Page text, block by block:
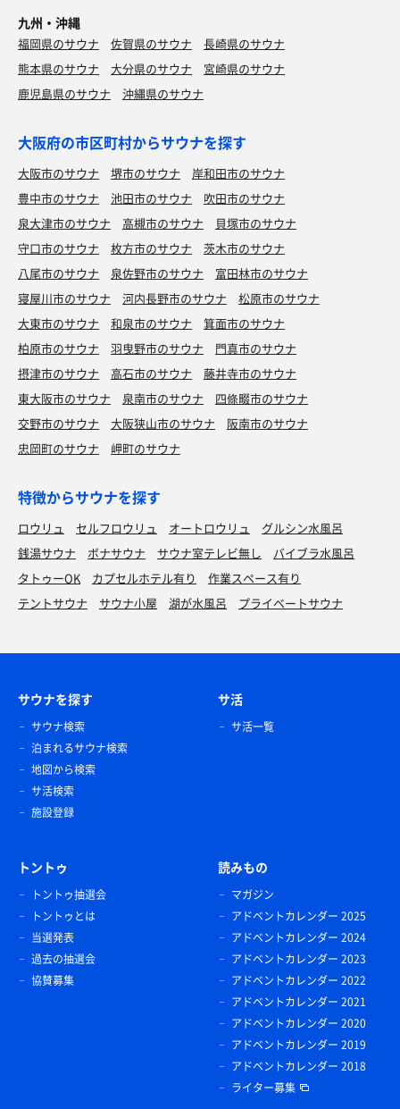
九州・沖縄
福岡県のサウナ 佐賀県のサウナ
長崎県のサウナ
熊本県のサウナ
大分県のサウナ
宮崎県のサウナ
鹿児島県のサウナ
沖縄県のサウナ
大阪府の市区町村からサウナを探す
大阪市のサウナ 堺市のサウナ
岸和田市のサウナ
豊中市のサウナ
池田市のサウナ
吹田市のサウナ
泉大津市のサウナ
高槻市のサウナ
貝塚市のサウナ
守口市のサウナ
枚方市のサウナ
茨木市のサウナ
八尾市のサウナ
泉佐野市のサウナ
富田林市のサウナ
寝屋川市のサウナ
河内長野市のサウナ
松原市のサウナ
大東市のサウナ
和泉市のサウナ
箕面市のサウナ
柏原市のサウナ
羽曳野市のサウナ
門真市のサウナ
摂津市のサウナ
高石市のサウナ
藤井寺市のサウナ
東大阪市のサウナ
泉南市のサウナ
四條畷市のサウナ
交野市のサウナ
大阪狭山市のサウナ
阪南市のサウナ
忠岡町のサウナ
岬町のサウナ
特徴からサウナを探す
ロウリュ セルフロウリュ オートロウリュ
グルシン水風呂
銭湯サウナ
ボナサウナ サウナ室テレビ無し
バイブラ水風呂
タトゥーOK
カプセルホテル有り
作業スペース有り
テントサウナ
サウナ小屋 湖が水風呂 プライベートサウナ
サウナを探す
サウナ検索
泊まれるサウナ検索
地図から検索
サ活検索
施設登録
サ活
サ活一覧
トントゥ
トントゥ抽選会
トントゥとは
当選発表
過去の抽選会
協賛募集
読みもの
マガジン
アドベントカレンダー 2025
アドベントカレンダー 2024
アドベントカレンダー 2023
アドベントカレンダー 2022
アドベントカレンダー 2021
アドベントカレンダー 2020
アドベントカレンダー 2019
アドベントカレンダー 2018
ライター募集